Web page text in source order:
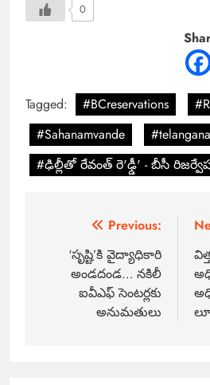
0
Tagged: #BCreservations
#Sahanamvande
#telangana
#ఢిల్లీతో రేవంత్ రె'ఢ్డీ' - బీసీ
Previous:
‘సృష్టి’కి వైద్యాధికారి
అండదండ… నకిలీ
ఐవీఎఫ్ సెంటర్లకు
అనుమతులు